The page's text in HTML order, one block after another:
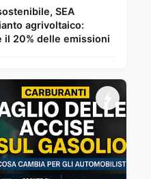
SEA
agrivoltaico:
20% delle emissioni